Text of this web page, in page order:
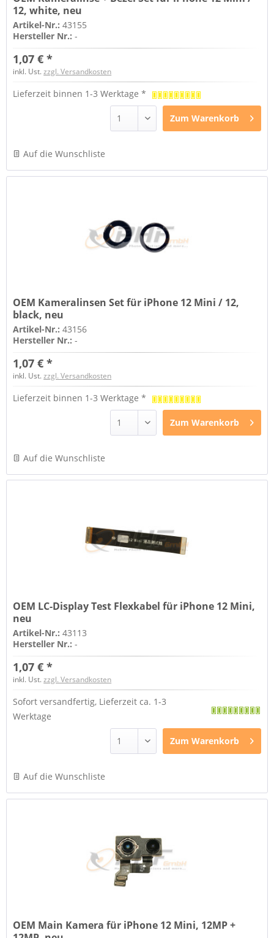
12, white, neu
Artikel-Nr.:43155
Hersteller Nr.:-
1,07 € *
inkl. Ust.zzgl. Versandkosten
Lieferzeit binnen 1-3 Werktage *
Zum Warenkorb
Auf die Wunschliste
OEM Kameralinsen Set für iPhone 12 Mini / 12,
black, neu
Artikel-Nr.:43156
Hersteller Nr.:-
1,07 € *
inkl. Ust.zzgl. Versandkosten
Lieferzeit binnen 1-3 Werktage *
Zum Warenkorb
Auf die Wunschliste
OEM LC-Display Test Flexkabel für iPhone 12 Mini,
neu
Artikel-Nr.:43113
Hersteller Nr.:-
1,07 € *
inkl. Ust.zzgl. Versandkosten
Sofort versandfertig, Lieferzeit ca. 1-3
Werktage
Zum Warenkorb
Auf die Wunschliste
OEM Main Kamera für iPhone 12 Mini, 12MP +